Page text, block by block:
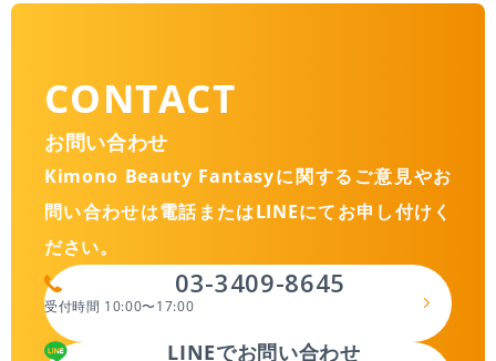
CONTACT
お問い合わせ
Kimono Beauty Fantasyに関するご意見やお
問い合わせは電話またはLINEにてお申し付けく
ださい。
03-3409-8645
受付時間 10:00〜17:00
LINEでお問い合わせ